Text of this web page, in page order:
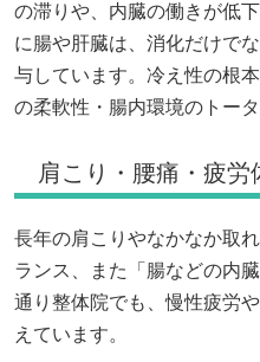
の滞りや、内臓の働きが低
に腸や肝臓は、消化だけで
与しています。冷え性の根
の柔軟性・腸内環境のトー
肩こり・腰痛・疲労
長年の肩こりやなかなか取
ランス、また「腸などの内
通り整体院でも、慢性疲労
えています。